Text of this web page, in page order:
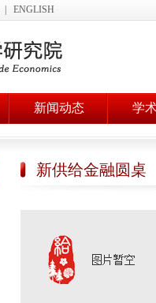
ENGLISH
新闻动态 学
新供给金融圆桌